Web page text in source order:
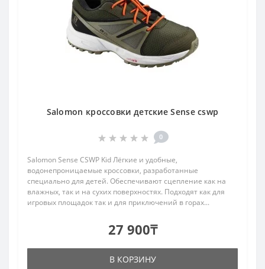
Salomon кроссовки детские Sense cswp
0
Salomon Sense CSWP Kid Лёгкие и удобные,
водонепроницаемые кроссовки, разработанные
специально для детей. Обеспечивают сцепление как на
влажных, так и на сухих поверхностях. Подходят как для
игровых площадок так и для приключений в горах...
27 900₸
В КОРЗИНУ